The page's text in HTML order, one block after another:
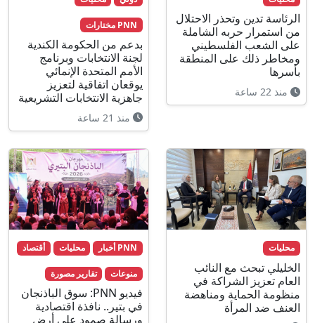
الرئاسة تدين وتحذر الاحتلال
من استمرار حربه الشاملة
على الشعب الفلسطيني
ومخاطر ذلك على المنطقة
بأسرها
منذ 22 ساعة
PNN مختارات
بدعم من الحكومة الكندية
لجنة الانتخابات وبرنامج
الأمم المتحدة الإنمائي
يوقعان اتفاقية لتعزيز
جاهزية الانتخابات التشريعية
منذ 21 ساعة
محليات
الخليلي تبحث مع النائب
العام تعزيز الشراكة في
منظومة الحماية ومناهضة
العنف ضد المرأة
PNN أخبار محليات أقتصاد
منوعات تقارير مصورة
فيديو PNN: سوق الباذنجان
في بتير.. نافذة اقتصادية
ورسالة صمود على أرض